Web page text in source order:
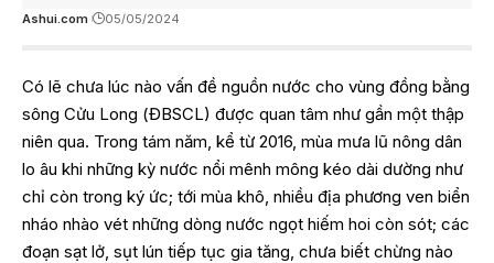
Ashui.com 05/05/2024
Có lẽ chưa lúc nào vấn đề nguồn nước cho vùng đồng bằng
sông Cửu Long (ĐBSCL) được quan tâm như gần một thập
niên qua. Trong tám năm, kể từ 2016, mùa mưa lũ nông dân
lo âu khi những kỳ nước nổi mênh mông kéo dài dường như
chỉ còn trong ký ức; tới mùa khô, nhiều địa phương ven biển
nháo nhào vét những dòng nước ngọt hiếm hoi còn sót; các
đoạn sạt lở, sụt lún tiếp tục gia tăng, chưa biết chừng nào